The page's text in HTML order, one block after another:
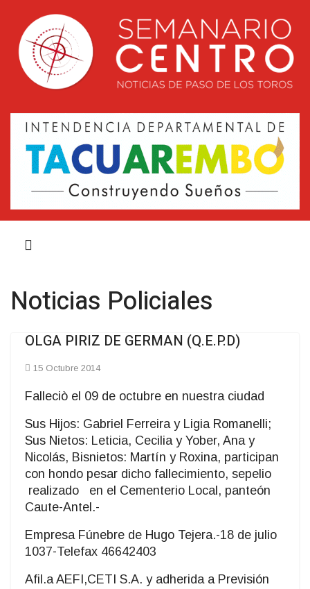
Noticias Policiales
OLGA PIRIZ DE GERMAN (Q.E.P.D)
15 Octubre 2014
Falleciò el 09 de octubre en nuestra ciudad
Sus Hijos: Gabriel Ferreira y Ligia Romanelli;
Sus Nietos: Leticia, Cecilia y Yober, Ana y
Nicolás, Bisnietos: Martín y Roxina, participan
con hondo pesar dicho fallecimiento, sepelio
realizado en el Cementerio Local, panteón
Caute-Antel.-
Empresa Fúnebre de Hugo Tejera.-18 de julio
1037-Telefax 46642403
Afil.a AEFI,CETI S.A. y adherida a Previsión